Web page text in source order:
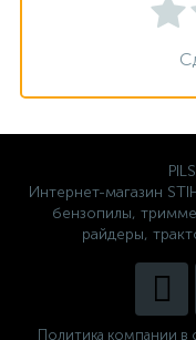
Интернет-магазин
бензопилы,
райдеры,
Политика компании